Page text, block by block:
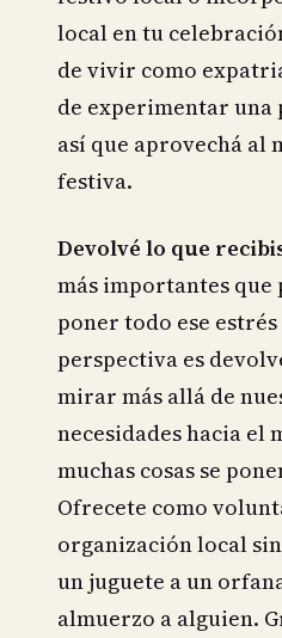
local en tu
de vivir como
de experimentar
así que aprovechá al
festiva.
Devolvé lo que
más importantes que
poner todo ese estrés
perspectiva es
mirar más allá de
necesidades hacia el
muchas cosas se
Ofrecete como
organización local
un juguete a un
almuerzo a alguien.